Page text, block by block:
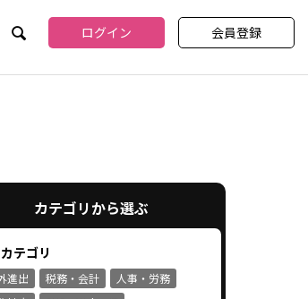
ログイン 会員登録
カテゴリから選ぶ
カテゴリ
進出 税務・会計
人事・労務